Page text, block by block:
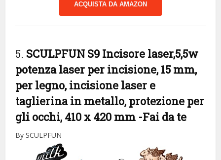
ACQUISTA DA AMAZON
5. SCULPFUN S9 Incisore laser,5,5w
potenza laser per incisione, 15 mm,
per legno, incisione laser e
taglierina in metallo, protezione per
gli occhi, 410 x 420 mm -Fai da te
By SCULPFUN